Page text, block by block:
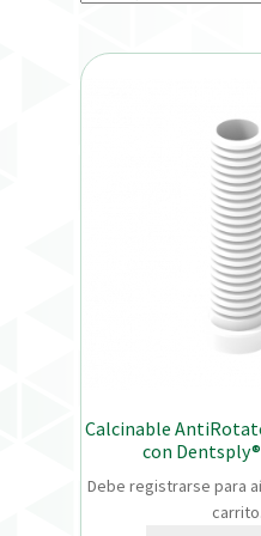
Calcinable
con Dentsply®
Debe registrarse para
carrito.